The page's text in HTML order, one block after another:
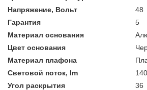
Напряжение, Вольт
48
Гарантия
5
Материал основания
Цвет основания
Материал плафона
Световой поток, lm
Угол раскрытия
36